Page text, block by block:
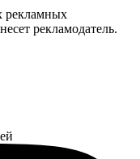
рекламных
рекламодатель.